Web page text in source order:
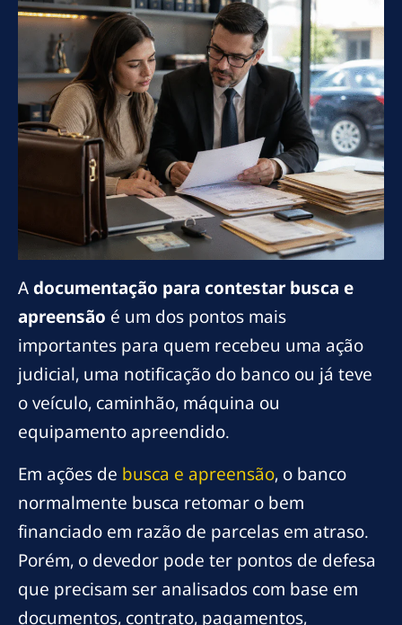
Adocumentação para contestar busca e
apreensão é um dos pontos mais
importantes para quem recebeu uma ação
judicial, uma notificação do banco ou já teve
o veículo, caminhão, máquina ou
equipamento apreendido.
Em ações de busca e apreensão, o banco
normalmente busca retomar o bem
financiado em razão de parcelas em atraso.
Porém, o devedor pode ter pontos de defesa
que precisam ser analisados com base em
documentos, contrato, pagamentos,